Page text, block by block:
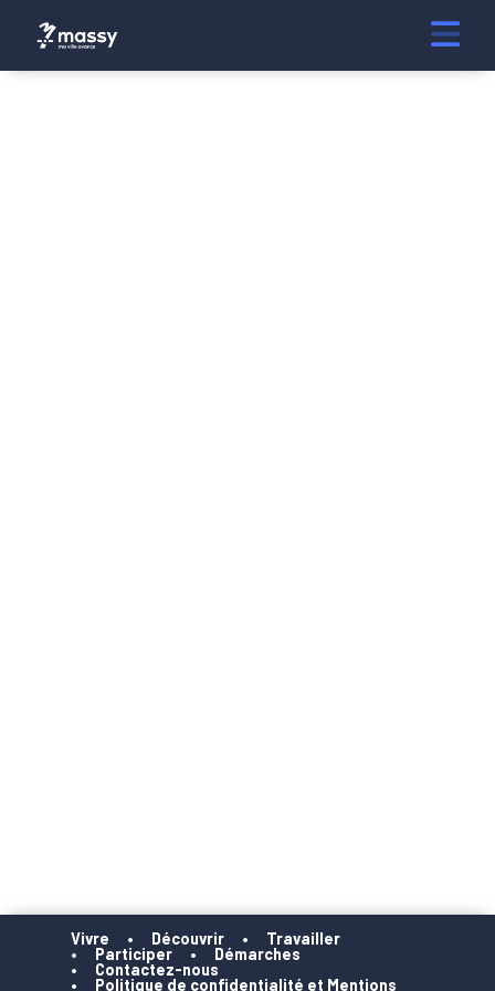
Vivre Découvrir
Travailler
Participer
Démarches
Contactez-nous
Politique de confidentialité et Mentions